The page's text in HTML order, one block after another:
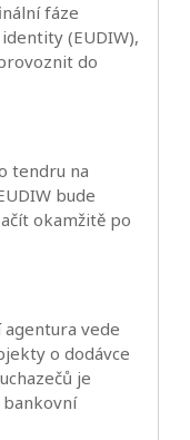
fáze
(EUDIW),
do
tendru na
bude
okamžitě po
vede
o dodávce
je
bankovní